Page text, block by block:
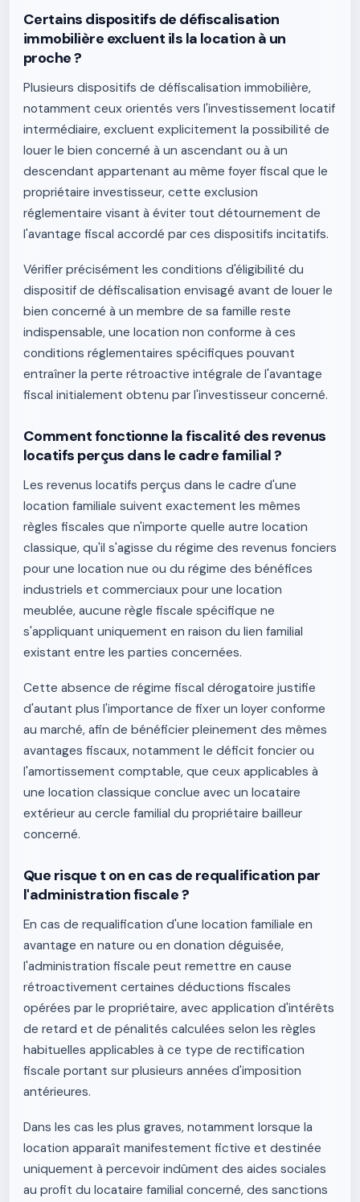
Certains dispositifs de défiscalisation
immobilière excluent ils la location à un
proche ?
Plusieurs dispositifs de défiscalisation immobilière,
notamment ceux orientés vers l'investissement locatif
intermédiaire, excluent explicitement la possibilité de
louer le bien concerné à un ascendant ou à un
descendant appartenant au même foyer fiscal que le
propriétaire investisseur, cette exclusion
réglementaire visant à éviter tout détournement de
l'avantage fiscal accordé par ces dispositifs incitatifs.
Vérifier précisément les conditions d'éligibilité du
dispositif de défiscalisation envisagé avant de louer le
bien concerné à un membre de sa famille reste
indispensable, une location non conforme à ces
conditions réglementaires spécifiques pouvant
entraîner la perte rétroactive intégrale de l'avantage
fiscal initialement obtenu par l'investisseur concerné.
Comment fonctionne la fiscalité des revenus
locatifs perçus dans le cadre familial ?
Les revenus locatifs perçus dans le cadre d'une
location familiale suivent exactement les mêmes
règles fiscales que n'importe quelle autre location
classique, qu'il s'agisse du régime des revenus fonciers
pour une location nue ou du régime des bénéfices
industriels et commerciaux pour une location
meublée, aucune règle fiscale spécifique ne
s'appliquant uniquement en raison du lien familial
existant entre les parties concernées.
Cette absence de régime fiscal dérogatoire justifie
d'autant plus l'importance de fixer un loyer conforme
au marché, afin de bénéficier pleinement des mêmes
avantages fiscaux, notamment le déficit foncier ou
l'amortissement comptable, que ceux applicables à
une location classique conclue avec un locataire
extérieur au cercle familial du propriétaire bailleur
concerné.
Que risque t on en cas de requalification par
l'administration fiscale ?
En cas de requalification d'une location familiale en
avantage en nature ou en donation déguisée,
l'administration fiscale peut remettre en cause
rétroactivement certaines déductions fiscales
opérées par le propriétaire, avec application d'intérêts
de retard et de pénalités calculées selon les règles
habituelles applicables à ce type de rectification
fiscale portant sur plusieurs années d'imposition
antérieures.
Dans les cas les plus graves, notamment lorsque la
location apparaît manifestement fictive et destinée
uniquement à percevoir indûment des aides sociales
au profit du locataire familial concerné, des sanctions